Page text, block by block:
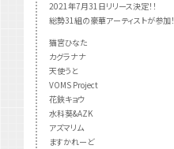
2021年7月31日リリース決定！！
総勢31組の豪華アーティストが参加！
猫宮ひなた
カグラナナ
天使うと
VOMS Project
花鋏キョウ
水科葵&AZK
アズマリム
ますかれーど